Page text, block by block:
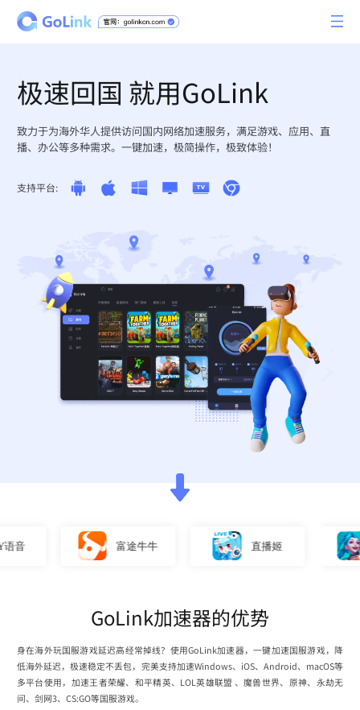
极速回国 就用GoLink
致力于为海外华人提供访问国内网络加速服务，满足游戏、应用、直
播、办公等多种需求。一键加速，极简操作，极致体验！
支持平台:
富途牛牛 直播姬
GoLink加速器的优势
身在海外玩国服游戏延迟高经常掉线？使用GoLink加速器，一键加速国服游戏，降
低海外延迟，极速稳定不丢包，完美支持加速Windows、iOS、Android、macOS等
多平台使用，加速王者荣耀、和平精英、LOL英雄联盟 、魔兽世界、原神、永劫无
间、剑网3、CS:GO等国服游戏。